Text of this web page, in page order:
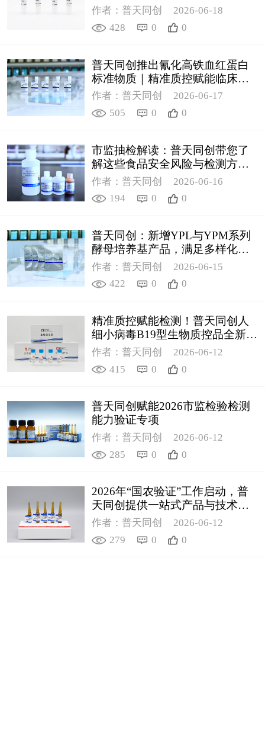
作者：普天同创
2026-06-18
428
0 0
普天同创推出氰化高铁血红蛋白
标准物质｜精准质控赋能临床检
测
作者：普天同创
2026-06-17
505
0 0
市监抽检解读：普天同创带您了
解这些食品安全风险与检测方案
（2）
作者：普天同创
2026-06-16
194
0 0
普天同创：新增YPL与YPM系列
酵母培养基产品，满足多样化科
研需求
作者：普天同创
2026-06-15
422
0 0
精准质控赋能检测！普天同创人
细小病毒B19型生物质控品全新上
线
作者：普天同创
2026-06-12
415
0 0
普天同创赋能2026市监检验检测
能力验证专项
作者：普天同创
2026-06-12
285
0 0
2026年“国农验证”工作启动，普
天同创提供一站式产品与技术支
撑解决方案
作者：普天同创
2026-06-12
279
0 0